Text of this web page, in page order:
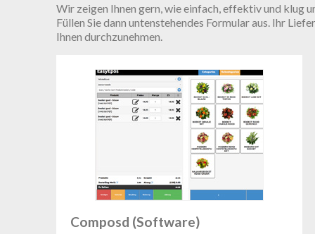
Wir zeigen Ihnen gern, wie einfach, effektiv und klug
Füllen Sie dann untenstehendes Formular aus. Ihr
Ihnen durchzunehmen.
Composd (Software)